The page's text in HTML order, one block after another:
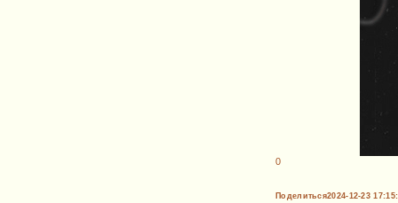
0
Поделиться2024-12-23